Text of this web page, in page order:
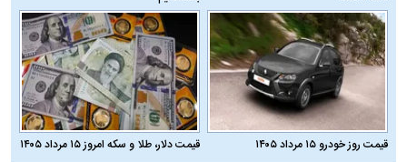
قیمت روز خودرو ۱۵ مرداد ۱۴۰۵
قیمت دلار، طلا و سکه امروز ۱۵ مرداد ۱۴۰۵